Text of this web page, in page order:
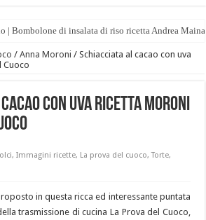
| Bombolone di insalata di riso ricetta Andrea
/ Anna Moroni / Schiacciata al cacao con uva
Cuoco
con uva ricetta Moroni
,Immagini ricette, La prova del cuoco,Torte,
in questa ricca ed interessante puntata
trasmissione di cucina La Prova del Cuoco,